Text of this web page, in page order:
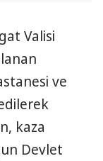
Valisi
ve
kaza
Devlet